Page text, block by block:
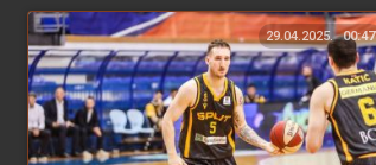
29.04.2025. 00:47